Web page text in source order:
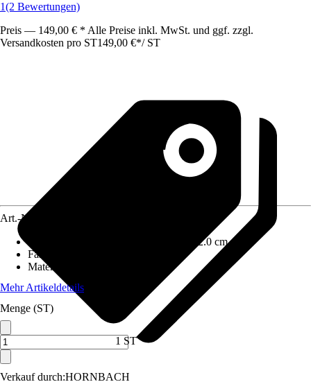
1(2 Bewertungen)
Preis — 149,00 € * Alle Preise inkl. MwSt. und ggf. zzgl.
Versandkosten pro ST149,00 €*/ ST
Verkauf durch:HORNBACH
Art.-Nr.
148.0 cm x 64 cm x 72.0 cm
Fassungsvermögen
Material
Mehr Artikeldetails
Menge (ST)
1 ST